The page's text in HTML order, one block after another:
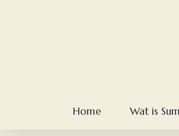
Home Wat is